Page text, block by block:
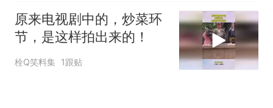
原来电视剧中的，炒菜环
节，是这样拍出来的！
栓Q笑料集 1跟贴